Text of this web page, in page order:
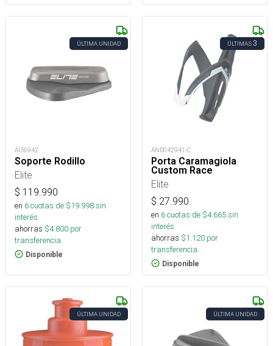
ÚLTIMA UNIDAD
AI36942
Soporte Rodillo
Elite
$ 119.990
en 6cuotas de $19.998sin
interés
ahorras $4.800 por
transferencia.
Disponible
ÚLTIMAS3
AND042941-C
Porta Caramagiola
Custom Race
Elite
$ 27.990
en 6cuotas de $4.665sin
interés
ahorras $1.120 por
transferencia.
Disponible
ÚLTIMA UNIDAD ÚLTIMA UNIDAD